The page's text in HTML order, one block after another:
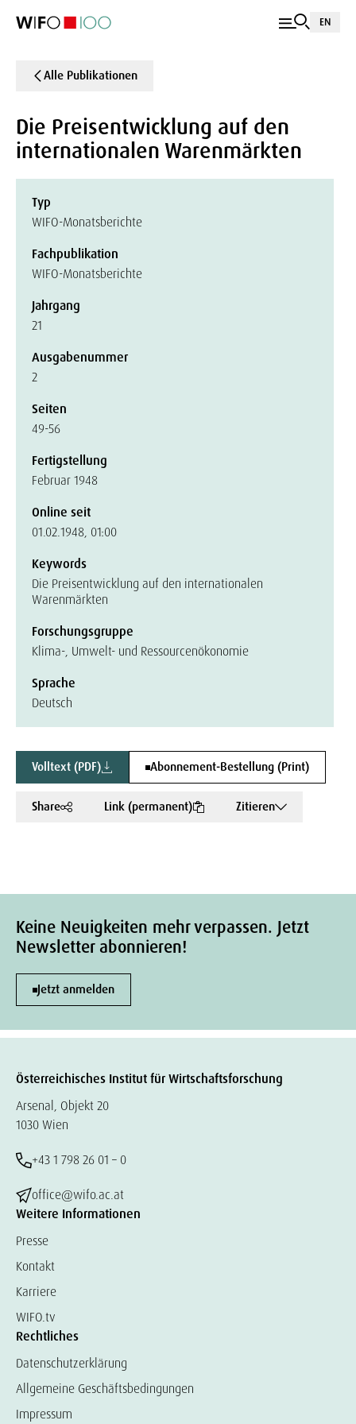
EN
Alle Publikationen
Die Preisentwicklung auf den
internationalen Warenmärkten
Typ
WIFO-Monatsberichte
Fachpublikation
WIFO-Monatsberichte
Jahrgang
21
Ausgabenummer
2
Seiten
49-56
Fertigstellung
Februar 1948
Online seit
01.02.1948, 01:00
Keywords
Die Preisentwicklung auf den internationalen
Warenmärkten
Forschungsgruppe
Klima-, Umwelt- und Ressourcenökonomie
Sprache
Deutsch
Volltext (PDF) Abonnement-Bestellung (Print)
Share Link (permanent) Zitieren
Keine Neuigkeiten mehr verpassen. Jetzt
Newsletter abonnieren!
Jetzt anmelden
Österreichisches Institut für Wirtschaftsforschung
Arsenal, Objekt 20
1030 Wien
+43 1 798 26 01 – 0
office@wifo.ac.at
Weitere Informationen
Presse
Kontakt
Karriere
WIFO.tv
Rechtliches
Datenschutzerklärung
Allgemeine Geschäftsbedingungen
Impressum